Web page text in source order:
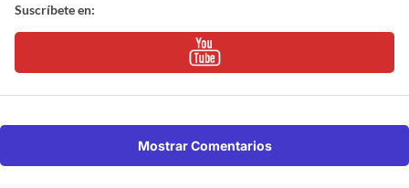
Suscríbete en:
Mostrar Comentarios